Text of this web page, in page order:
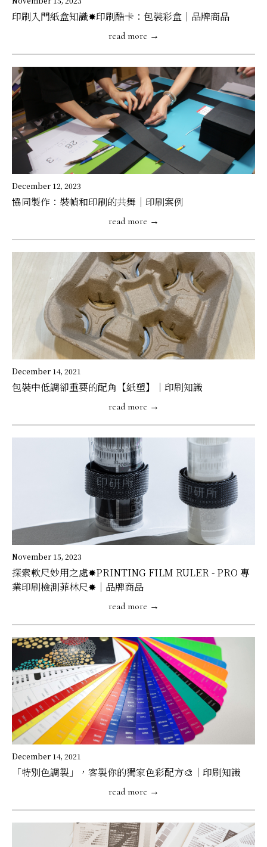
印刷入門紙盒知識✸印刷酷卡：包裝彩盒｜品牌商品
read more →
December 12, 2023
協同製作：裝幀和印刷的共舞｜印刷案例
read more →
December 14, 2021
包裝中低調卻重要的配角【紙塑】｜印刷知識
read more →
November 15, 2023
探索軟尺妙用之處✸PRINTING FILM RULER - PRO 專
業印刷檢測菲林尺✸｜品牌商品
read more →
December 14, 2021
「特別色調製」，客製你的獨家色彩配方🎨｜印刷知識
read more →